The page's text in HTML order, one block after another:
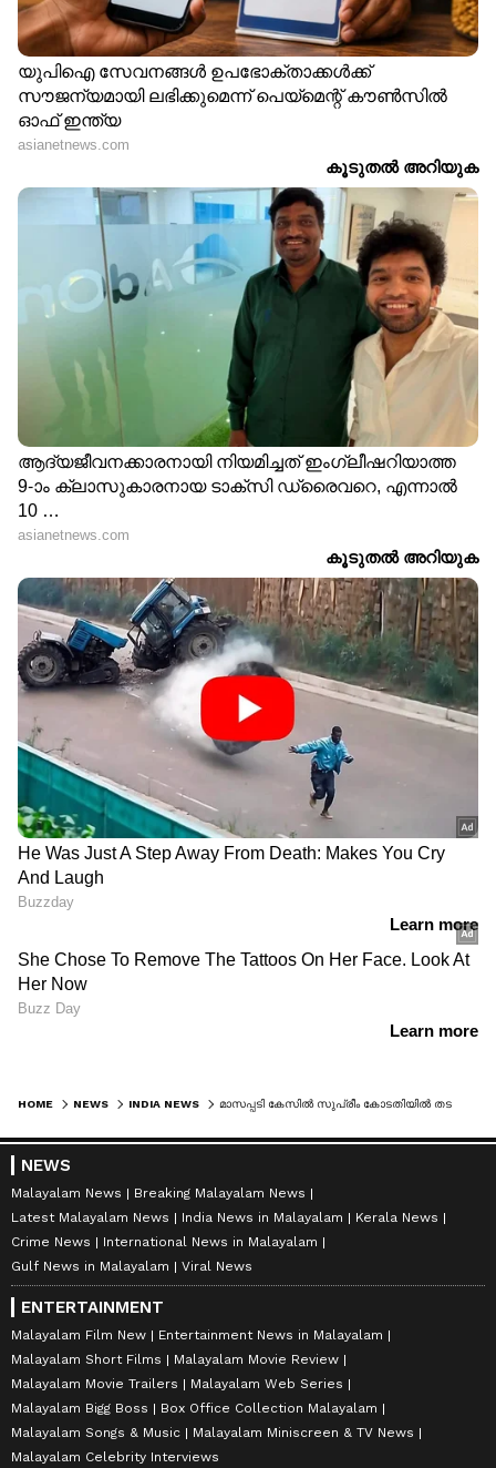
HOME NEWS INDIA NEWS
NEWS
Malayalam News
Breaking Malayalam News
Latest Malayalam News
India News in Malayalam
Kerala News
Crime News
International News in Malayalam
Gulf News in Malayalam
Viral News
ENTERTAINMENT
Malayalam Film New
Entertainment News in Malayalam
Malayalam Short Films
Malayalam Movie Review
Malayalam Movie Trailers
Malayalam Web Series
Malayalam Bigg Boss
Box Office Collection Malayalam
Malayalam Songs & Music
Malayalam Miniscreen & TV News
Malayalam Celebrity Interviews